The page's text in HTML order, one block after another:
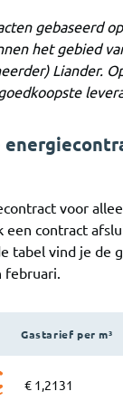
gebaseerd
het gebied
Liander.
voor
een contract
tabel vind je de
februari.
Gastarief per m³
€ 1,2131